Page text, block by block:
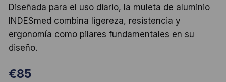
Diseñada para el uso diario, la muleta de aluminio
INDESmed combina ligereza, resistencia y
ergonomía como pilares fundamentales en su
diseño.
€85